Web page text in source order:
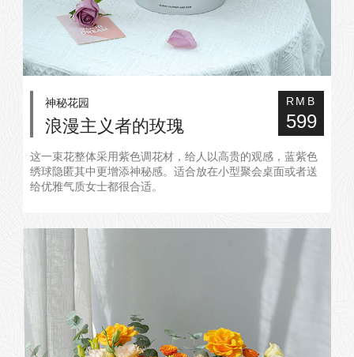
神秘花园
浪漫主义者的玫瑰
RMB
599
这一束花整体采用紫色调花材，给人以高贵的观感，蓝紫色
绣球隐匿其中更增添神秘感。适合放在小型聚会桌面或者送
给优雅气质女士都很合适。